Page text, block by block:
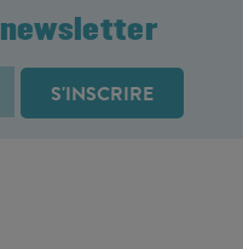
newsletter